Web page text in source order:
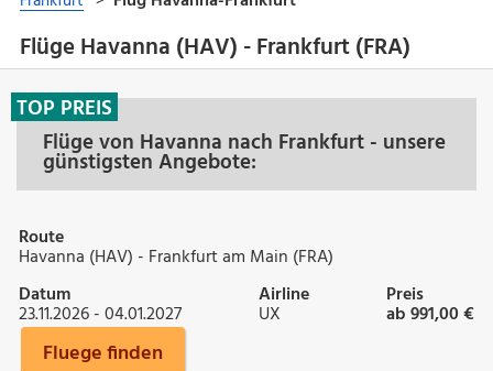
Flüge Havanna (HAV) - Frankfurt (FRA)
Flüge von Havanna nach Frankfurt - unsere
günstigsten Angebote:
TOP PREIS
Route
Havanna (HAV) - Frankfurt am Main (FRA)
Datum
23.11.2026 - 04.01.2027
Airline
UX
Preis
ab 991,00 €
Fluege finden